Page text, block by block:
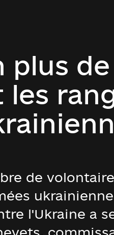
plus
de
l'Ukraine a